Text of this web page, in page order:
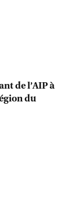
de l’AIP à
du